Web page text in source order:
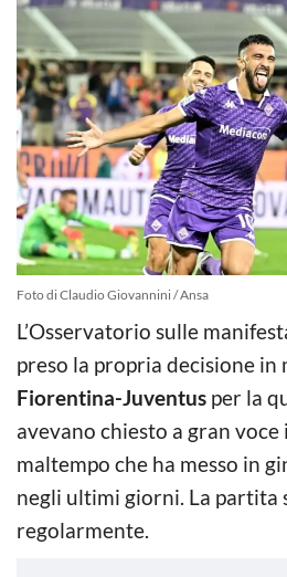
Foto di Claudio Giovannini / Ansa
L’Osservatorio sulle
preso la propria decisione
Fiorentina-Juventus per la
avevano chiesto a gran
maltempo che ha messo in
negli ultimi giorni. La partita
regolarmente.